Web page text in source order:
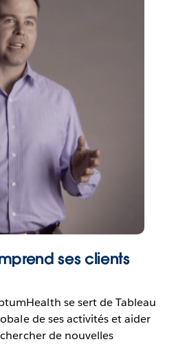
ses clients
se sert de Tableau
de ses activités et aider
de nouvelles